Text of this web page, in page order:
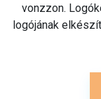
vonzzon.
logójának